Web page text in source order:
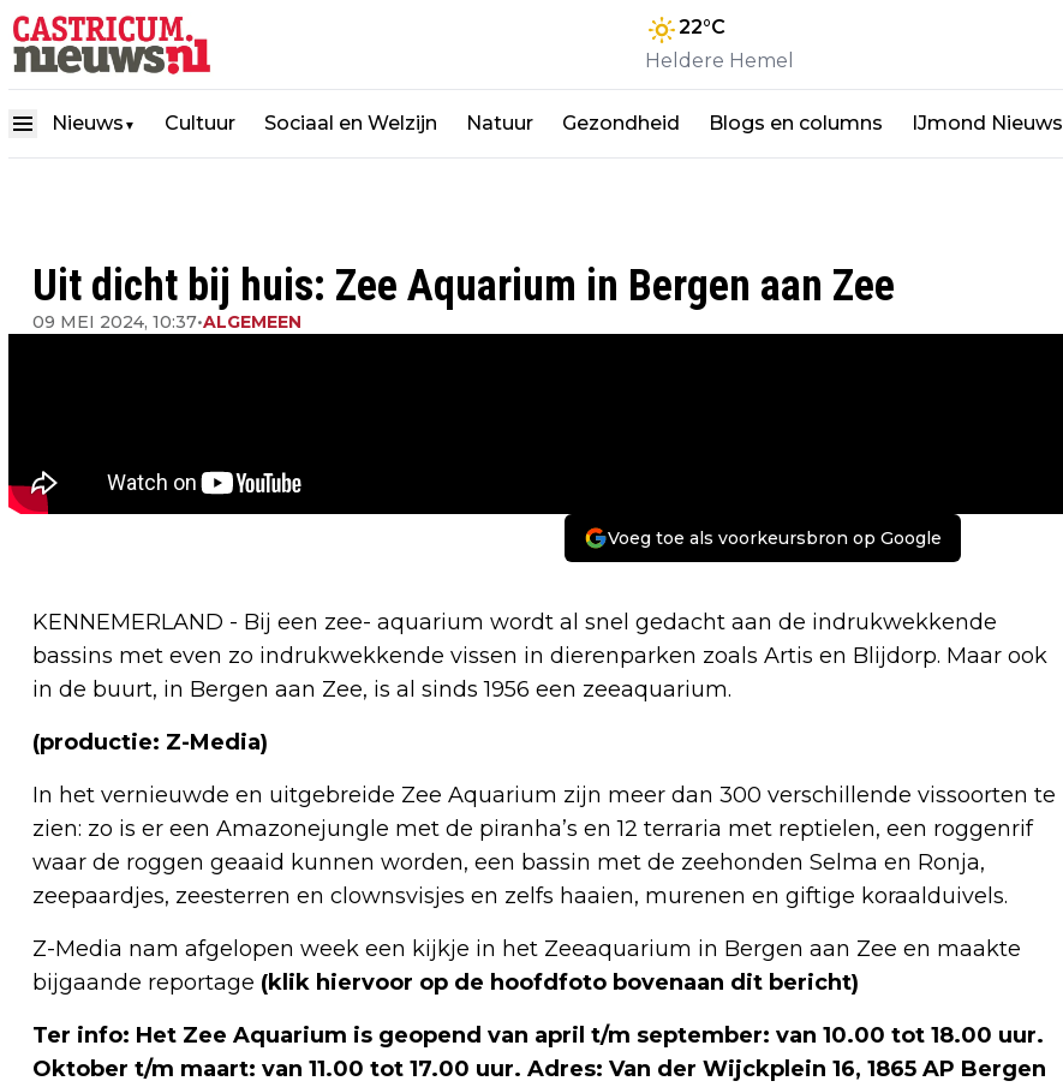
22°C
Heldere Hemel
Nieuws ▼ Cultuur Sociaal en Welzijn Natuur Gezondheid Blogs en columns IJmond Nieuws
Uit dicht bij huis: Zee Aquarium in Bergen aan Zee
09 MEI 2024, 10:37•ALGEMEEN
Voeg toe als voorkeursbron op Google
KENNEMERLAND - Bij een zee- aquarium wordt al snel gedacht aan de indrukwekkende
bassins met even zo indrukwekkende vissen in dierenparken zoals Artis en Blijdorp. Maar ook
in de buurt, in Bergen aan Zee, is al sinds 1956 een zeeaquarium.
(productie: Z-Media)
In het vernieuwde en uitgebreide Zee Aquarium zijn meer dan 300 verschillende vissoorten te
zien: zo is er een Amazonejungle met de piranha’s en 12 terraria met reptielen, een roggenrif
waar de roggen geaaid kunnen worden, een bassin met de zeehonden Selma en Ronja,
zeepaardjes, zeesterren en clownsvisjes en zelfs haaien, murenen en giftige koraalduivels.
Z-Media nam afgelopen week een kijkje in het Zeeaquarium in Bergen aan Zee en maakte
bijgaande reportage (klik hiervoor op de hoofdfoto bovenaan dit bericht)
Ter info: Het Zee Aquarium is geopend van april t/m september: van 10.00 tot 18.00 uur.
Oktober t/m maart: van 11.00 tot 17.00 uur. Adres: Van der Wijckplein 16, 1865 AP Bergen